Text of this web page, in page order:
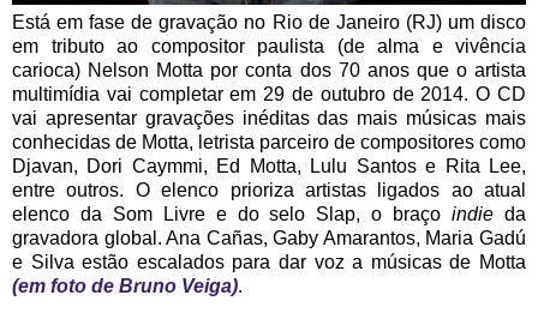
Está em fase de gravação no Rio de Janeiro (RJ) um disco
em tributo ao compositor paulista (de alma e vivência
carioca) Nelson Motta por conta dos 70 anos que o artista
multimídia vai completar em 29 de outubro de 2014. O CD
vai apresentar gravações inéditas das mais músicas mais
conhecidas de Motta, letrista parceiro de compositores como
Djavan, Dori Caymmi, Ed Motta, Lulu Santos e Rita Lee,
entre outros. O elenco prioriza artistas ligados ao atual
elenco da Som Livre e do selo Slap, o braçoindie da
gravadora global. Ana Cañas, Gaby Amarantos, Maria Gadú
e Silva estão escalados para dar voz a músicas de Motta
(em foto de Bruno Veiga).